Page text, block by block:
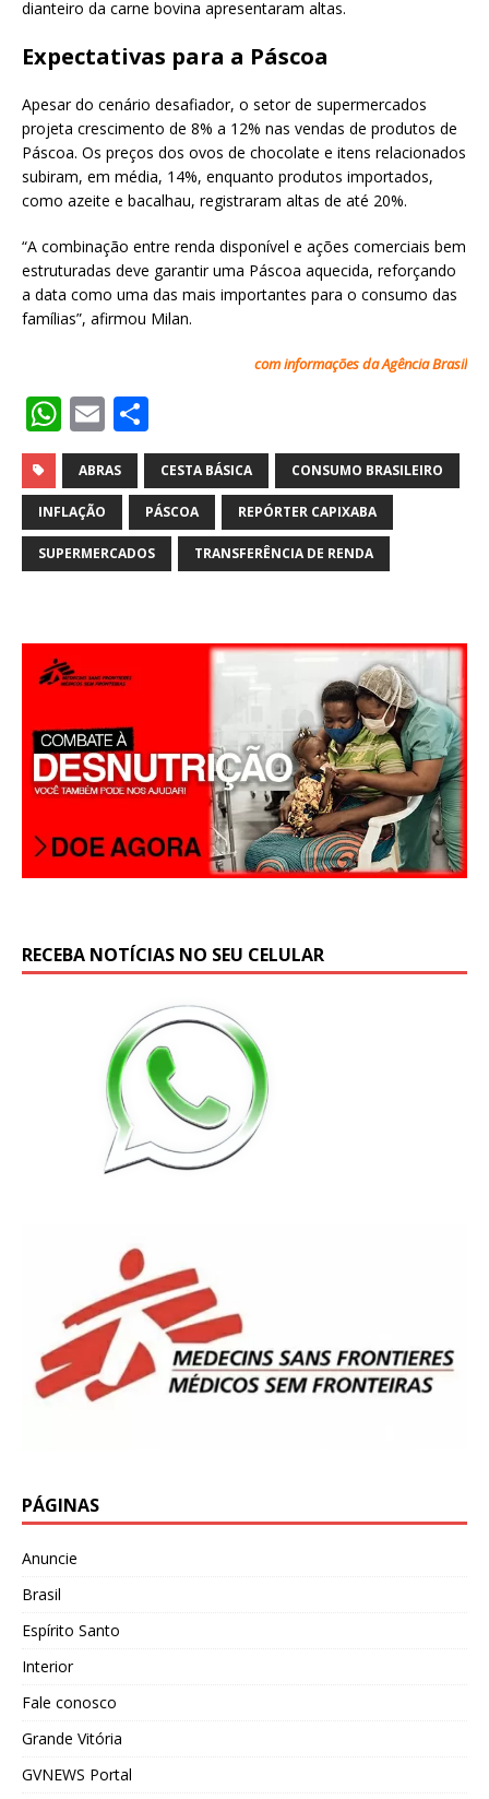
dianteiro da carne bovina apresentaram altas.
Expectativas para a Páscoa
Apesar do cenário desafiador, o setor de supermercados
projeta crescimento de 8% a 12% nas vendas de produtos de
Páscoa. Os preços dos ovos de chocolate e itens relacionados
subiram, em média, 14%, enquanto produtos importados,
como azeite e bacalhau, registraram altas de até 20%.
“A combinação entre renda disponível e ações comerciais bem
estruturadas deve garantir uma Páscoa aquecida, reforçando
a data como uma das mais importantes para o consumo das
famílias”, afirmou Milan.
com informações da Agência Brasil
W
h
at
s
A
E
m
ai
l
h
ar
e
ABRAS CESTA BÁSICA CONSUMO BRASILEIRO
INFLAÇÃO PÁSCOA REPÓRTER CAPIXABA
SUPERMERCADOS TRANSFERÊNCIA DE RENDA
RECEBA NOTÍCIAS NO SEU CELULAR
PÁGINAS
Anuncie
Brasil
Espírito Santo
Interior
Fale conosco
Grande Vitória
GVNEWS Portal